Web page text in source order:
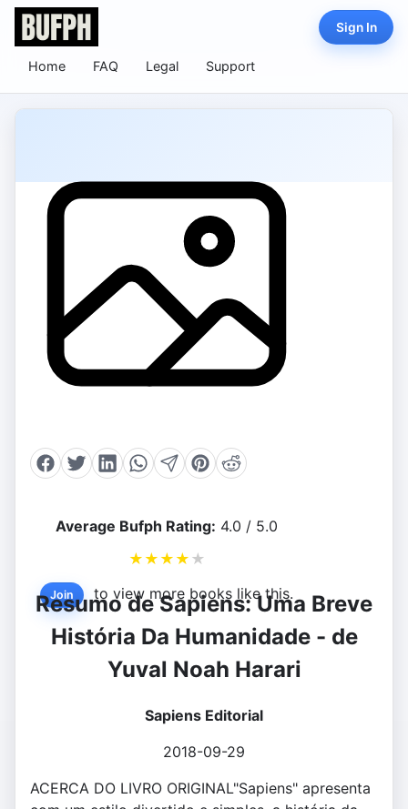
Home FAQ Legal Support
Sign In
Average Bufph Rating: 4.0 / 5.0
★ ★ ★ ★ ★
Join to view more books like this.
Resumo de Sapiens: Uma Breve
História Da Humanidade - de
Yuval Noah Harari
Sapiens Editorial
2018-09-29
ACERCA DO LIVRO ORIGINAL"Sapiens" apresenta